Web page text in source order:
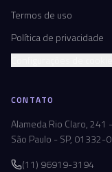
Termos de uso
Política de privacidade
CONTATO
Alameda Rio Claro, 241
São Paulo - SP, 01332-
(11) 96919-3194